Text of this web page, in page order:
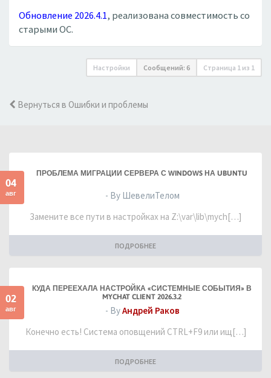
Обновление 2026.4.1, реализована совместимость со
старыми ОС.
Настройки Сообщений: 6 Страница 1 из 1
Вернуться в Ошибки и проблемы
04
авг
ПРОБЛЕМА МИГРАЦИИ СЕРВЕРА С WINDOWS НА UBUNTU
- By ШевелиТелом
Замените все пути в настройках на Z:\var\lib\mych[…]
ПОДРОБНЕЕ
02
авг
КУДА ПЕРЕЕХАЛА НАСТРОЙКА «СИСТЕМНЫЕ СОБЫТИЯ» В
MYCHAT CLIENT 2026.3.2
- ByАндрей Раков
Конечно есть! Система оповщений CTRL+F9 или ищ[…]
ПОДРОБНЕЕ